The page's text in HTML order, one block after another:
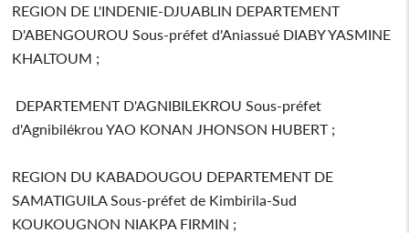
REGION DE L'INDENIE-DJUABLIN DEPARTEMENT
D'ABENGOUROU Sous-préfet d'Aniassué DIABY YASMINE
KHALTOUM ;
DEPARTEMENT D'AGNIBILEKROU Sous-préfet
d'Agnibilékrou YAO KONAN JHONSON HUBERT ;
REGION DU KABADOUGOU DEPARTEMENT DE
SAMATIGUILA Sous-préfet de Kimbirila-Sud
KOUKOUGNON NIAKPA FIRMIN ;